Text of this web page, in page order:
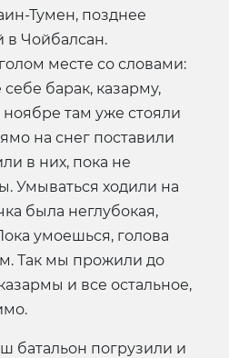
Тумен, позднее
Чойбалсан.
месте со словами:
барак, казарму,
там уже стояли
на снег поставили
в них, пока не
Умываться ходили на
была неглубокая,
умоешься, голова
Так мы прожили до
и все остальное,
батальон погрузили и